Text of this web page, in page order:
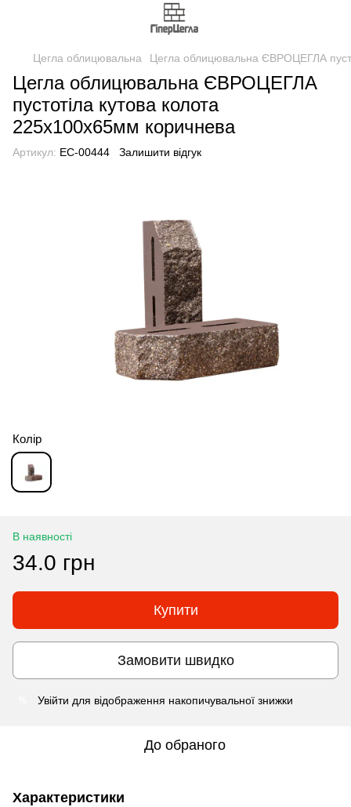
Цегла облицювальна Цегла облицювальна ЄВРОЦЕГЛА
Цегла облицювальна ЄВРОЦЕГЛА
пустотіла кутова колота
225х100х65мм коричнева
Артикул: EC-00444 Залишити відгук
Колір
В наявності
34.0 грн
Купити
Замовити швидко
Увійти для відображення накопичувальної знижки
До обраного
Характеристики